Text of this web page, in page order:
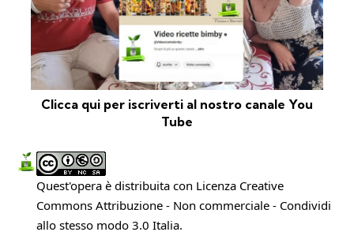
Clicca qui per iscriverti al nostro canale You
Tube
Quest'opera è distribuita con Licenza Creative
Commons Attribuzione - Non commerciale - Condividi
allo stesso modo 3.0 Italia.